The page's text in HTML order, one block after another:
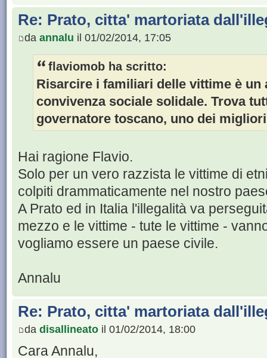
Re: Prato, citta' martoriata
da annalu il 01/02/2014, 17:05
flaviomob ha scritto:
Risarcire i familiari delle vittime è
convivenza sociale solidale. Trova
governatore toscano, uno dei
Hai ragione Flavio.
Solo per un vero razzista le vittime di
colpiti drammaticamente nel nostro
A Prato ed in Italia l'illegalità va
mezzo e le vittime - tute le vittime -
vogliamo essere un paese civile.
Annalu
Re: Prato, citta' martoriata
da disallineato il 01/02/2014, 18:00
Cara Annalu,